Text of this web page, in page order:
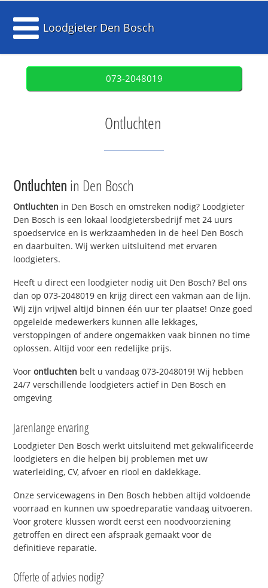
Loodgieter Den Bosch
073-2048019
Ontluchten
Ontluchten in Den Bosch
Ontluchten in Den Bosch en omstreken nodig? Loodgieter
Den Bosch is een lokaal loodgietersbedrijf met 24 uurs
spoedservice en is werkzaamheden in de heel Den Bosch
en daarbuiten. Wij werken uitsluitend met ervaren
loodgieters.
Heeft u direct een loodgieter nodig uit Den Bosch? Bel ons
dan op 073-2048019 en krijg direct een vakman aan de lijn.
Wij zijn vrijwel altijd binnen één uur ter plaatse! Onze goed
opgeleide medewerkers kunnen alle lekkages,
verstoppingen of andere ongemakken vaak binnen no time
oplossen. Altijd voor een redelijke prijs.
Voorontluchten belt u vandaag 073-2048019! Wij hebben
24/7 verschillende loodgieters actief in Den Bosch en
omgeving
Jarenlange ervaring
Loodgieter Den Bosch werkt uitsluitend met gekwalificeerde
loodgieters en die helpen bij problemen met uw
waterleiding, CV, afvoer en riool en daklekkage.
Onze servicewagens in Den Bosch hebben altijd voldoende
voorraad en kunnen uw spoedreparatie vandaag uitvoeren.
Voor grotere klussen wordt eerst een noodvoorziening
getroffen en direct een afspraak gemaakt voor de
definitieve reparatie.
Offerte of advies nodig?